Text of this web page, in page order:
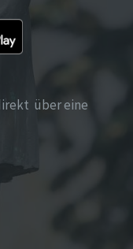
über eine